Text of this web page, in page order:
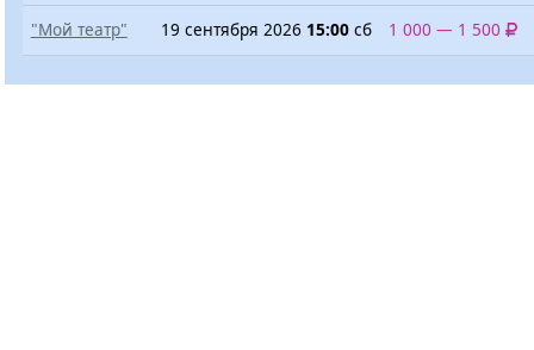
"Мой театр" 19 сентября 2026 15:00 сб 1 000 — 1 500